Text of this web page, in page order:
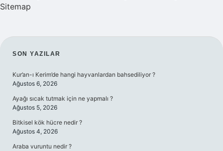
Sitemap
SIDEBAR
SON YAZILAR
Kur’an-ı Kerim’de hangi hayvanlardan bahsediliyor ?
Ağustos 6, 2026
Ayağı sıcak tutmak için ne yapmalı ?
Ağustos 5, 2026
Bitkisel kök hücre nedir ?
Ağustos 4, 2026
Araba vuruntu nedir ?